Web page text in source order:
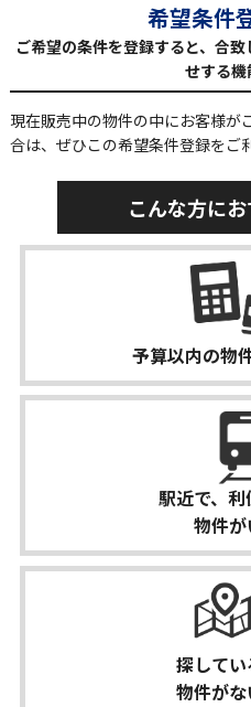
希望条件
ご希望の条件を登録すると、合
せする機
現在販売中の物件の中にお客様が
合は、 ぜひこの希望条件登録をご
こんな方にお
予算以内の物
駅近で、
物件
探して
物件がな